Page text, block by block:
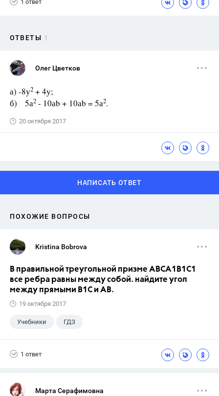
1 ответ
ОТВЕТЫ 1
Олег Цветков
а) -8у2 + 4у;
б) 5а2 - 10аb + 10аb = 5а2.
20 октября 2017
НАПИСАТЬ ОТВЕТ
ПОХОЖИЕ ВОПРОСЫ
Kristina Bobrova
В правильной треугольной призме АВСA1В1С1
все ребра равны между собой. найдите угол
между прямыми В1С и АВ.
19 октября 2017
Учебники ГДЗ
1 ответ
Марта Серафимовна